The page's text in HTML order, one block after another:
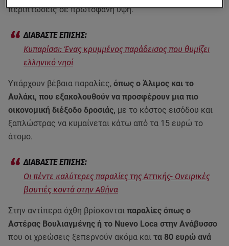
περιπτώσεις σε πρωτοφανή ύψη.
Κυπαρίσσι: Ένας κρυμμένος παράδεισος που θυμίζει
ελληνικό νησί
Υπάρχουν βέβαια παραλίες, όπως ο Άλιμος και το
Αυλάκι, που εξακολουθούν να προσφέρουν μια πιο
οικονομική διέξοδο δροσιάς, με το κόστος εισόδου και
ξαπλώστρας να κυμαίνεται κάτω από τα 15 ευρώ το
άτομο.
Οι πέντε καλύτερες παραλίες της Αττικής- Ονειρικές
βουτιές κοντά στην Αθήνα
Στην αντίπερα όχθη βρίσκονται παραλίες όπως ο
Αστέρας Βουλιαγμένης ή το Nuevo Loca στην Ανάβυσσο
που οι χρεώσεις ξεπερνούν ακόμα και τα 80 ευρώ ανά